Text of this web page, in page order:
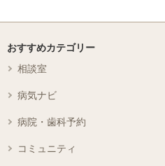
おすすめカテゴリー
相談室
病気ナビ
病院・歯科予約
コミュニティ